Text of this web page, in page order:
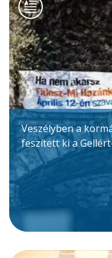
Veszélyben a
feszített ki a